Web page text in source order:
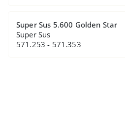
Super Sus 5.600 Golden Star
Super Sus
571.253 - 571.353